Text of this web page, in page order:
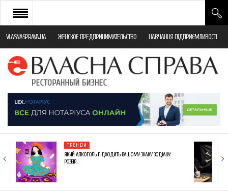
VLASNASPRAVA.UA ЖЕНСКОЕ ПРЕДПРИНИМАТЕЛЬСТВО НАВЧАННЯ ПІДПРИЄМЛИВОСТІ
НОВИНИ РЕСТОРАННОГО БІЗНЕСУ
ЯК ВІДКРИТИ ТА УСПІШНО КЕРУВАТИ
МОНІТОРИНГ ЗАКОНОДАВСТВА
ФРАНЧАЙЗИНГ
КНИГИ
ТРЕНДИ
ЯКИЙ АЛКОГОЛЬ ПІДХОДИТЬ ВАШОМУ ЗНАКУ ЗОДІАКУ:
РОЗБІР…